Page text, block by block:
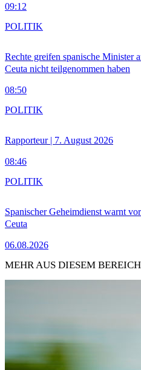
09:12
Rechte greifen spanische Minister
Ceuta nicht teilgenommen haben
08:50
POLITIK
Rapporteur | 7. August 2026
08:46
POLITIK
Spanischer Geheimdienst warnt
Ceuta
06.08.2026
POLITIK
MEHR AUS DIESEM BEREICH